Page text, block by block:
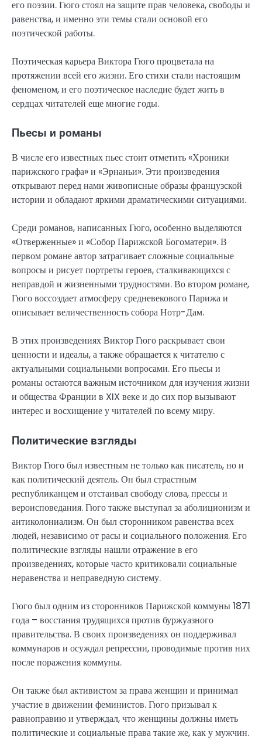
его поэзии. Гюго стоял на защите прав человека, свободы и
равенства, и именно эти темы стали основой его
поэтической работы.
Поэтическая карьера Виктора Гюго процветала на
протяжении всей его жизни. Его стихи стали настоящим
феноменом, и его поэтическое наследие будет жить в
сердцах читателей еще многие годы.
Пьесы и романы
В числе его известных пьес стоит отметить «Хроники
парижского графа» и «Эрнаньи». Эти произведения
открывают перед нами живописные образы французской
истории и обладают яркими драматическими ситуациями.
Среди романов, написанных Гюго, особенно выделяются
«Отверженные» и «Собор Парижской Богоматери». В
первом романе автор затрагивает сложные социальные
вопросы и рисует портреты героев, сталкивающихся с
неправдой и жизненными трудностями. Во втором романе,
Гюго воссоздает атмосферу средневекового Парижа и
описывает величественность собора Нотр-Дам.
В этих произведениях Виктор Гюго раскрывает свои
ценности и идеалы, а также обращается к читателю с
актуальными социальными вопросами. Его пьесы и
романы остаются важным источником для изучения жизни
и общества Франции в XIX веке и до сих пор вызывают
интерес и восхищение у читателей по всему миру.
Политические взгляды
Виктор Гюго был известным не только как писатель, но и
как политический деятель. Он был страстным
республиканцем и отстаивал свободу слова, прессы и
вероисповедания. Гюго также выступал за аболиционизм и
антиколониализм. Он был сторонником равенства всех
людей, независимо от расы и социального положения. Его
политические взгляды нашли отражение в его
произведениях, которые часто критиковали социальные
неравенства и неправедную систему.
Гюго был одним из сторонников Парижской коммуны 1871
года – восстания трудящихся против буржуазного
правительства. В своих произведениях он поддерживал
коммунаров и осуждал репрессии, проводимые против них
после поражения коммуны.
Он также был активистом за права женщин и принимал
участие в движении феминистов. Гюго призывал к
равноправию и утверждал, что женщины должны иметь
политические и социальные права такие же, как у мужчин.